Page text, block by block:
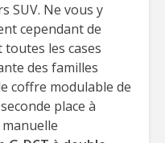
SUV. Ne vous y
cependant de
les cases
des familles
coffre modulable de
place à